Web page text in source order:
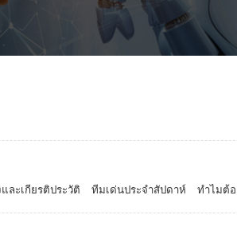
ละเกียรติประวัติ ทีมเด่นประจำสัปดาห์ ทำไมต้อ